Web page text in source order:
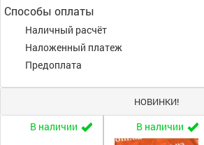
Способы оплаты
Наличный расчёт
Наложенный платеж
Предоплата
НОВИНКИ!
В наличии В наличии